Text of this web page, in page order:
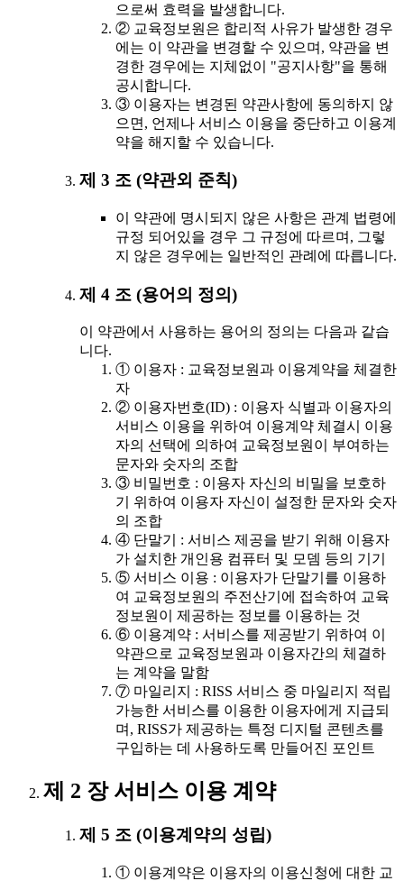
으로써 효력을 발생합니다.
② 교육정보원은 합리적 사유가 발생한 경우
에는 이 약관을 변경할 수 있으며, 약관을 변
경한 경우에는 지체없이 "공지사항"을 통해
공시합니다.
③ 이용자는 변경된 약관사항에 동의하지 않
으면, 언제나 서비스 이용을 중단하고 이용계
약을 해지할 수 있습니다.
제 3 조 (약관외 준칙)
이 약관에 명시되지 않은 사항은 관계 법령에
규정 되어있을 경우 그 규정에 따르며, 그렇
지 않은 경우에는 일반적인 관례에 따릅니다.
제 4 조 (용어의 정의)
이 약관에서 사용하는 용어의 정의는 다음과 같습
니다.
① 이용자 : 교육정보원과 이용계약을 체결한
자
② 이용자번호(ID) : 이용자 식별과 이용자의
서비스 이용을 위하여 이용계약 체결시 이용
자의 선택에 의하여 교육정보원이 부여하는
문자와 숫자의 조합
③ 비밀번호 : 이용자 자신의 비밀을 보호하
기 위하여 이용자 자신이 설정한 문자와 숫자
의 조합
④ 단말기 : 서비스 제공을 받기 위해 이용자
가 설치한 개인용 컴퓨터 및 모뎀 등의 기기
⑤ 서비스 이용 : 이용자가 단말기를 이용하
여 교육정보원의 주전산기에 접속하여 교육
정보원이 제공하는 정보를 이용하는 것
⑥ 이용계약 : 서비스를 제공받기 위하여 이
약관으로 교육정보원과 이용자간의 체결하
는 계약을 말함
⑦ 마일리지 : RISS 서비스 중 마일리지 적립
가능한 서비스를 이용한 이용자에게 지급되
며, RISS가 제공하는 특정 디지털 콘텐츠를
구입하는 데 사용하도록 만들어진 포인트
제 2 장 서비스 이용 계약
제 5 조 (이용계약의 성립)
① 이용계약은 이용자의 이용신청에 대한 교